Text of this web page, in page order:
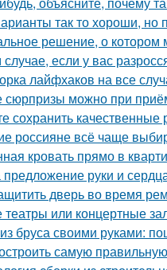
так то хороши, но
решение, о
если у вас
лайфхаков на все
сюрпризы можно при
сохранить
россияне всё чаще
кровать прямо в
предложение руки и
дверь во время
театры или концертные
бруса своими руками:
самую